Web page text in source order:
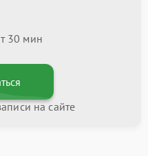
30 мин
на сайте